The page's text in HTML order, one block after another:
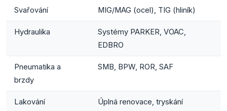
Svařování MIG/MAG (ocel), TIG (hliník)
Hydraulika
Systémy PARKER, VOAC,
EDBRO
Pneumatika a
brzdy
SMB, BPW, ROR, SAF
Lakování Úplná renovace, tryskání